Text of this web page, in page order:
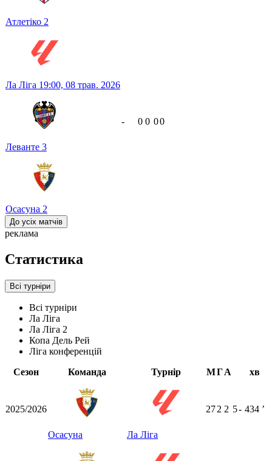
Атлетіко 2
Ла Ліга 19:00, 08 трав. 2026
Леванте 3
Осасуна 2
- 0 0 00
До усіх матчів
реклама
Статистика
Всі турніри
Всі турніри
Ла Ліга
Ла Ліга 2
Копа Дель Рей
Ліга конференцій
Сезон
Команда Турнір МГА хв
2025/2026
Осасуна Ла Ліга
272 2 5- 434 ʼ